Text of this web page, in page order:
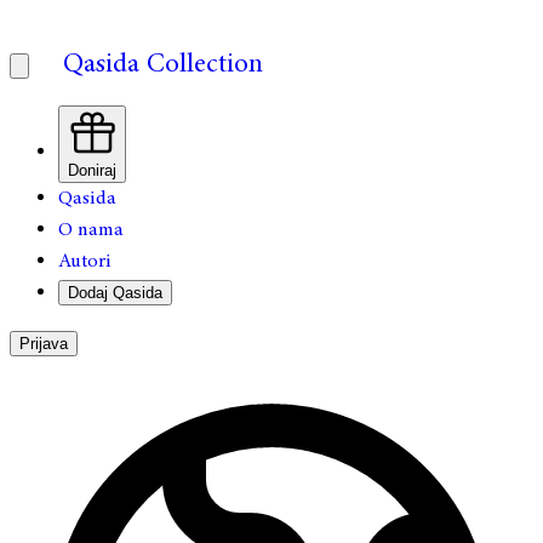
Qasida Collection
Doniraj
Qasida
O nama
Autori
Dodaj Qasida
Prijava